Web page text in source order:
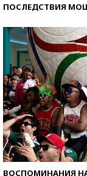
ПОСЛЕДСТВИЯ
ВОСПОМИНАНИЯ